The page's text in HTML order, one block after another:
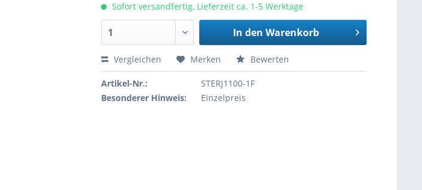
Sofort versandfertig, Lieferzeit ca. 1-5 Werktage
In den Warenkorb
Vergleichen Merken Bewerten
Artikel-Nr.:
STERJ1100-1F
Besonderer Hinweis:
Einzelpreis